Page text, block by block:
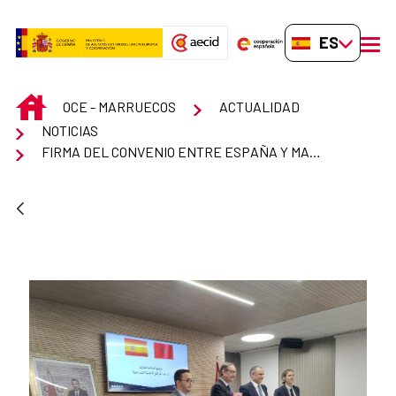
ES-ES
INICIOOCE - MARRUECOS
ACTUALIDAD
NOTICIAS